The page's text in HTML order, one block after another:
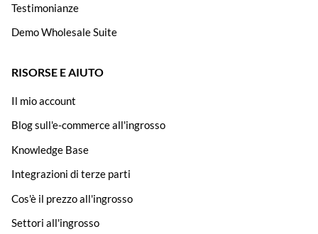
Testimonianze
Demo Wholesale Suite
RISORSE E AIUTO
Il mio account
Blog sull'e-commerce all'ingrosso
Knowledge Base
Integrazioni di terze parti
Cos'è il prezzo all'ingrosso
Settori all'ingrosso